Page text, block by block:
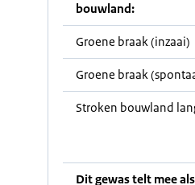
bouwland:
Groene braak (inzaai)
Groene braak
Stroken bouwland
Dit gewas telt mee